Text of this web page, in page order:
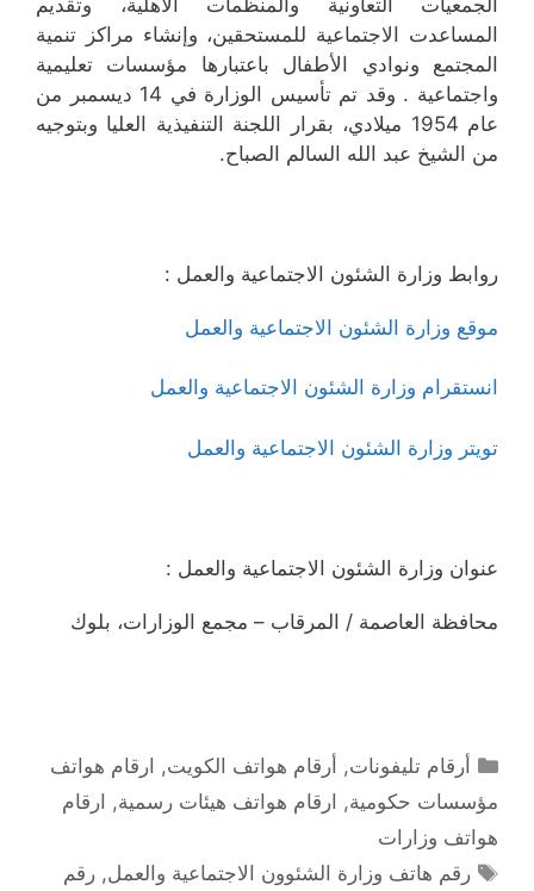
المساعدت الاجتماعية للمستحقين، وإنشاء مراكز تنمية
المجتمع ونوادي الأطفال باعتبارها مؤسسات تعليمية
واجتماعية . وقد تم تأسيس الوزارة في 14 ديسمبر من
عام 1954 ميلادي، بقرار اللجنة التنفيذية العليا وبتوجيه
من الشيخ عبد الله السالم الصباح.
روابط وزارة الشئون الاجتماعية والعمل :
موقع وزارة الشئون الاجتماعية والعمل
انستقرام وزارة الشئون الاجتماعية والعمل
تويتر وزارة الشئون الاجتماعية والعمل
عنوان وزارة الشئون الاجتماعية والعمل :
محافظة العاصمة / المرقاب – مجمع الوزارات، بلوك
التصنيفات
أرقام تليفونات, أرقام هواتف الكويت, ارقام هواتف
مؤسسات حكومية, ارقام هواتف هيئات رسمية, ارقام
هواتف وزارات
الوسوم
رقم هاتف وزارة الشئوون الاجتماعية والعمل,رقم